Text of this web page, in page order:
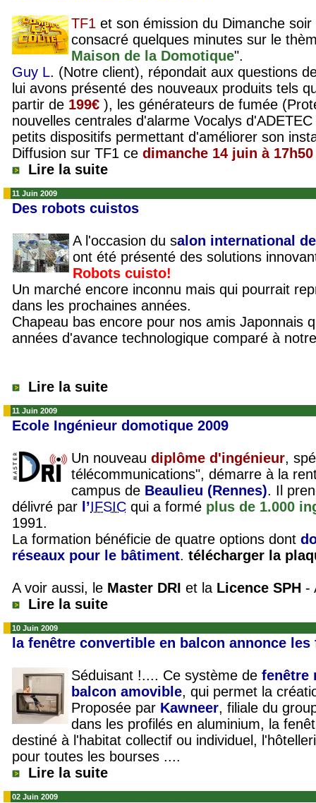
TF1 et son émission du Dimanche soir
consacré quelques minutes sur le
Maison de la Domotique".
Guy L. (Notre client), répondait aux questions
lui avons présenté des nouveaux produits tels
partir de 199€ ), les générateurs de fumée
nouvelles centrales d'alarme Vocalys d'ADETEC
petits dispositifs permettant d'améliorer son
Diffusion sur TF1 ce dimanche 14 juin à 17h50
Lire la suite
11 Juin 2009
Des robots cuistos
A l'occasion du salon international
ont été présenté des solutions
Robots cuisto!
Un marché encore inconnu mais qui pourrait
dans les prochaines années.
Chapeau bas encore pour nos amis Japonnais
années d'avance technologique comparé à
Lire la suite
11 Juin 2009
Ecole Ingénieur domotique 2009
Un nouveau diplôme d'ingénieur,
télécommunications", démarre à la
campus de Beaulieu (Rennes). Il
délivré par l’IFSIC qui a formé plus de 1.000
1991.
La formation bénéficie de quatre options dont
réseaux pour le bâtiment. télécharger la
A voir aussi, le Master DRI et la Licence SPH -
Lire la suite
10 Juin 2009
la fenêtre convertible en balcon annonce
Séduisant !.... Ce système de fenêtre
balcon amovible, qui permet la
Proposée par Kawneer, filiale du
dans les profilés en aluminium, la
destiné à l'habitat collectif ou individuel,
pour toutes les bourses ....
Lire la suite
02 Juin 2009